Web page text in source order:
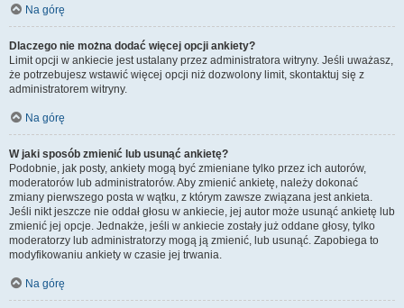
Na górę
Dlaczego nie można dodać więcej opcji ankiety?
Limit opcji w ankiecie jest ustalany przez administratora witryny. Jeśli uważasz,
że potrzebujesz wstawić więcej opcji niż dozwolony limit, skontaktuj się z
administratorem witryny.
Na górę
W jaki sposób zmienić lub usunąć ankietę?
Podobnie, jak posty, ankiety mogą być zmieniane tylko przez ich autorów,
moderatorów lub administratorów. Aby zmienić ankietę, należy dokonać
zmiany pierwszego posta w wątku, z którym zawsze związana jest ankieta.
Jeśli nikt jeszcze nie oddał głosu w ankiecie, jej autor może usunąć ankietę lub
zmienić jej opcje. Jednakże, jeśli w ankiecie zostały już oddane głosy, tylko
moderatorzy lub administratorzy mogą ją zmienić, lub usunąć. Zapobiega to
modyfikowaniu ankiety w czasie jej trwania.
Na górę